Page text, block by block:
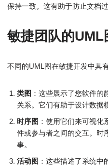
保持一致。这有助于防止文档过
敏捷团队的UML
不同的UML图在敏捷开发中具
类图 ：这些展示了您软件
关系。它们有助于设计数据
时序图 ：使用它们来可视化
件或参与者之间的交互。时
事。
活动图 ：这些描述了系统中